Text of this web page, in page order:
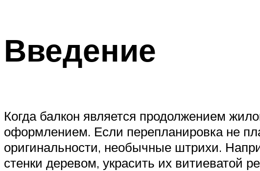
Введение
Когда балкон является продолжением
оформлением. Если перепланировка не
оригинальности, необычные штрихи.
стенки деревом, украсить их витиеватой